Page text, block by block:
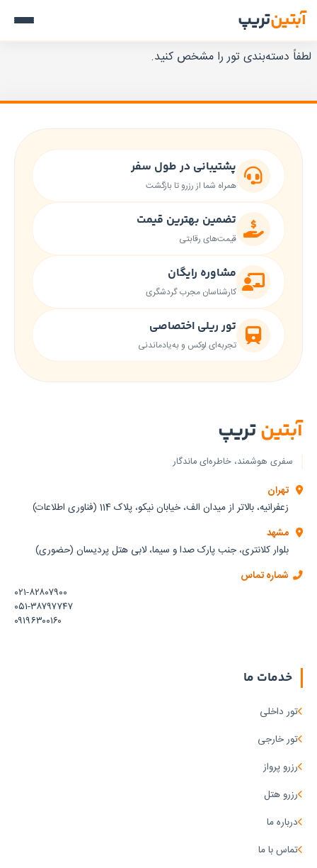
آبتینتریپ
لطفاً دسته‌بندی تور را مشخص کنید.
پشتیبانی در طول سفر
همراه شما از رزرو تا بازگشت
تضمین بهترین قیمت
قیمت‌های رقابتی
مشاوره رایگان
کارشناسان مجرب گردشگری
تور ریلی اختصاصی
تجربه‌ای لوکس و به‌یادماندنی
آبتینتریپ
سفری هوشمند، خاطره‌ای ماندگار
تهران
زعفرانیه، بالاتر از میدان الف، خیابان نیکو، پلاک 114 (فناوری اطلاعات)
مشهد
بلوار کلانتری، جنب پارک صدا و سیما، لابی هتل پردیسان (حضوری)
شماره تماس
۰۲۱-۸۲۸۰۷۹۰۰
۰۵۱-۳۸۷۹۷۷۴۷
۰۹۱۹۶۳۰۰۱۶۰
خدمات ما
تور داخلی
تور خارجی
رزرو پرواز
رزرو هتل
درباره ما
تماس با ما